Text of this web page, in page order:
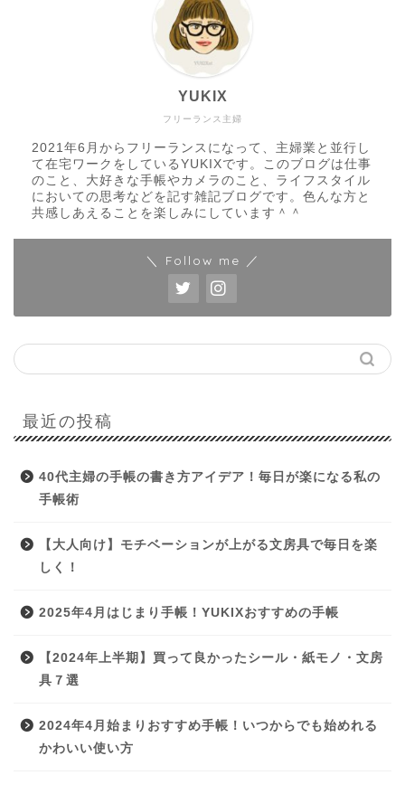
フリーランス主婦
YUKIX
2021年6月からフリーランスになって、主婦業と並行し
て在宅ワークをしているYUKIXです。このブログは仕事
のこと、大好きな手帳やカメラのこと、ライフスタイル
においての思考などを記す雑記ブログです。色んな方と
共感しあえることを楽しみにしています＾＾
＼ Follow me ／
最近の投稿
40代主婦の手帳の書き方アイデア！毎日が楽になる私の
手帳術
【大人向け】モチベーションが上がる文房具で毎日を楽
しく！
2025年4月はじまり手帳！YUKIXおすすめの手帳
【2024年上半期】買って良かったシール・紙モノ・文房
具７選
2024年4月始まりおすすめ手帳！いつからでも始めれる
かわいい使い方